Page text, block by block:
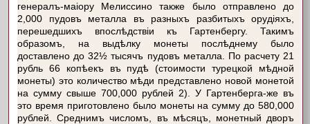
генералъ-маіору Мелиссино также было отправлено до
2,000 пудовъ металла въ разныхъ разбитыхъ орудіяхъ,
перешедшихъ впослѣдствіи къ Гартенбергу. Такимъ
образомъ, на выдѣлку монеты послѣднему было
доставлено до 32½ тысячъ пудовъ металла. По расчету 21
рубль 66 копѣекъ въ пудѣ (стоимости турецкой мѣдной
монеты) это количество мѣди представлено новой монетой
на сумму свыше 700,000 рублей 2). У Гартенберга-же въ
это время приготовлено было монеты на сумму до 580,000
рублей. Среднимъ числомъ, въ мѣсяцъ, монетный дворъ